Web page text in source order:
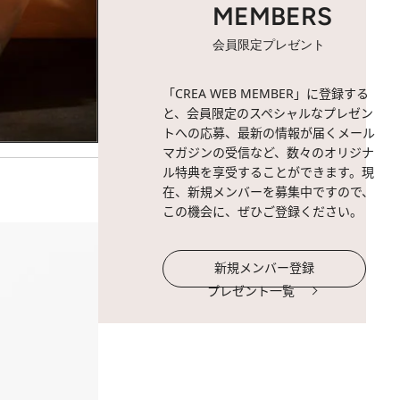
MEMBERS
会員限定プレゼント
「CREA WEB MEMBER」に登録する
と、会員限定のスペシャルなプレゼン
トへの応募、最新の情報が届くメール
マガジンの受信など、数々のオリジナ
ル特典を享受することができます。現
在、新規メンバーを募集中ですので、
この機会に、ぜひご登録ください。
新規メンバー登録
プレゼント一覧